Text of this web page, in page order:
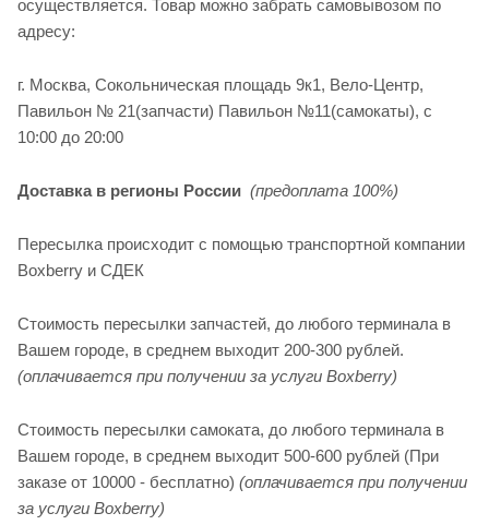
осуществляется. Товар можно забрать самовывозом по
адресу:
г. Москва, Сокольническая площадь 9к1, Вело-Центр,
Павильон № 21(запчасти) Павильон №11(cамокаты), с
10:00 до 20:00
Доставка в регионы России (предоплата 100%)
Пересылка происходит с помощью транспортной компании
Boxberry и СДЕК
Стоимость пересылки запчастей, до любого терминала в
Вашем городе, в среднем выходит 200-300 рублей.
(оплачивается при получении за услуги Boxberry)
Стоимость пересылки самоката, до любого терминала в
Вашем городе, в среднем выходит 500-600 рублей (При
заказе от 10000 - бесплатно) (оплачивается при получении
за услуги Boxberry)